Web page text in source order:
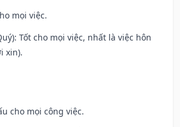
mọi việc.
Tốt cho mọi việc, nhất là việc hôn
xin).
cho mọi công việc.